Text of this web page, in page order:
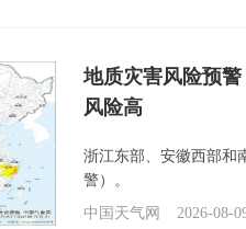
地质灾害风险预
风险高
浙江东部、安徽西部和
警）。
中国天气网
2026-08-